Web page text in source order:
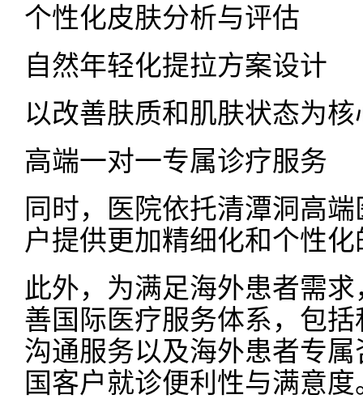
个性化皮肤分析与评估
自然年轻化提拉方案设计
以改善肤质和肌肤状态为
高端一对一专属诊疗服务
同时，医院依托清潭洞高
户提供更加精细化和个性
此外，为满足海外患者需
善国际医疗服务体系，包
沟通服务以及海外患者专
国客户就诊便利性与满意度